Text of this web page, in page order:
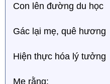
Con lên đường du học
Gác lại mẹ, quê hương
Hiện thực hóa lý tưởng
Mẹ rằng: